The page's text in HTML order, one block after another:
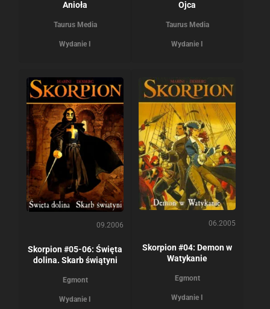
Anioła
Taurus Media
Wydanie I
Ojca
Taurus Media
Wydanie I
09.2006
Skorpion #05-06: Święta
dolina. Skarb świątyni
Egmont
Wydanie I
06.2005
Skorpion #04: Demon w
Watykanie
Egmont
Wydanie I